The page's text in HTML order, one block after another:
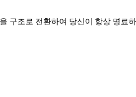
구조로 전환하여 당신이 항상 명료